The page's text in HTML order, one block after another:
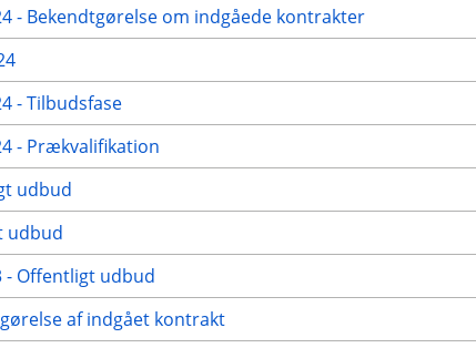
- Bekendtgørelse om indgåede kontrakter
- Tilbudsfase
- Prækvalifikation
udbud
udbud
- Offentligt udbud
af indgået kontrakt